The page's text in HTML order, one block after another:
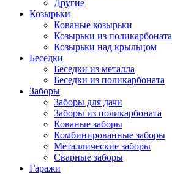
Другие
Козырьки
Кованые козырьки
Козырьки из поликарбоната
Козырьки над крыльцом
Беседки
Беседки из металла
Беседки из поликарбоната
Заборы
Заборы для дачи
Заборы из поликарбоната
Кованые заборы
Комбинированные заборы
Металлические заборы
Сварные заборы
Гаражи